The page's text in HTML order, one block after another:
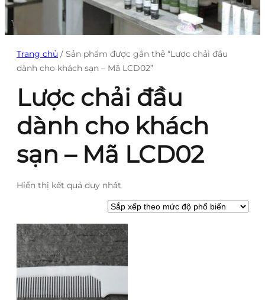
Trang chủ / Sản phẩm được gắn thẻ “Lược chải đầu
dành cho khách sạn – Mã LCD02”
Lược chải đầu
dành cho khách
sạn – Mã LCD02
Hiển thị kết quả duy nhất